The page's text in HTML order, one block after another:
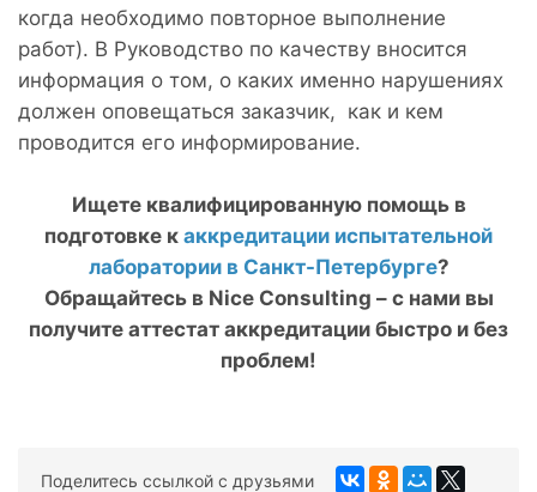
когда необходимо повторное выполнение
работ). В Руководство по качеству вносится
информация о том, о каких именно нарушениях
должен оповещаться заказчик, как и кем
проводится его информирование.
Ищете квалифицированную помощь в
подготовке к аккредитации испытательной
лаборатории в Санкт-Петербурге?
Обращайтесь в Nice Consulting – с нами вы
получите аттестат аккредитации быстро и без
проблем!
Поделитесь ссылкой с друзьями